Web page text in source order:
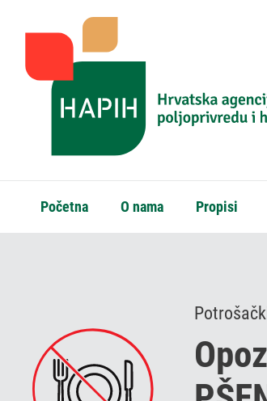
Početna O nama Propisi